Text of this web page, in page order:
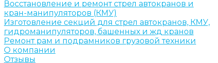
Восстановление и ремонт стрел автокранов и
кран-манипуляторов (КМУ)
Изготовление секций для стрел автокранов, КМУ,
гидроманипуляторов, башенных и жд кранов
Ремонт рам и подрамников грузовой техники
О компании
Отзывы